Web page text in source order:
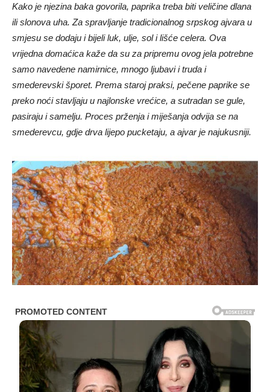
Kako je njezina baka govorila, paprika treba biti veličine dlana
ili slonova uha. Za spravljanje tradicionalnog srpskog ajvara u
smjesu se dodaju i bijeli luk, ulje, sol i lišće celera. Ova
vrijedna domaćica kaže da su za pripremu ovog jela potrebne
samo navedene namirnice, mnogo ljubavi i truda i
smederevski šporet. Prema staroj praksi, pečene paprike se
preko noći stavljaju u najlonske vrećice, a sutradan se gule,
pasiraju i samelju. Proces prženja i miješanja odvija se na
smederevcu, gdje drva lijepo pucketaju, a ajvar je najukusniji.